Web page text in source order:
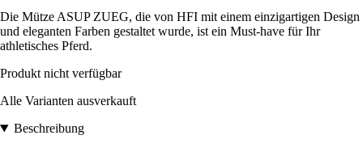
Die Mütze ASUP ZUEG, die von HFI mit einem einzigartigen Design
und eleganten Farben gestaltet wurde, ist ein Must-have für Ihr
athletisches Pferd.
Produkt nicht verfügbar
Alle Varianten ausverkauft
Beschreibung